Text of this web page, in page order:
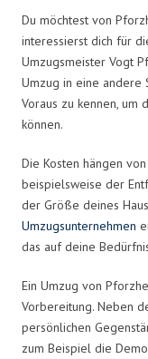
Du möchtest von
interessierst dich für
Umzugsmeister Vogt
Umzug in eine andere
Voraus zu kennen, um
können.
Die Kosten hängen
beispielsweise der
der Größe deines
Umzugsunternehmen
das auf deine
Ein Umzug von
Vorbereitung. Neben
persönlichen
zum Beispiel die